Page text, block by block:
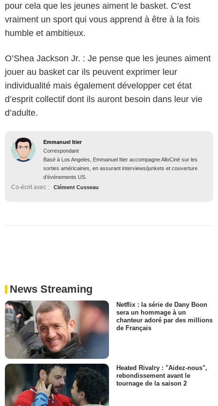
pour cela que les jeunes aiment le basket. C’est
vraiment un sport qui vous apprend à être à la fois
humble et ambitieux.
O’Shea Jackson Jr. : Je pense que les jeunes aiment
jouer au basket car ils peuvent exprimer leur
individualité mais également développer cet état
d’esprit collectif dont ils auront besoin dans leur vie
d’adulte.
Emmanuel Itier
Correspondant
Basé à Los Angeles, Emmanuel Itier accompagne AlloCiné sur les
sorties américaines, en assurant interviews/junkets et couverture
d’événements US.
Co-écrit avec : Clément Cusseau
News Streaming
Netflix : la série de Dany Boon
sera un hommage à un
chanteur adoré par des millions
de Français
Heated Rivalry : "Aidez-nous",
rebondissement avant le
tournage de la saison 2